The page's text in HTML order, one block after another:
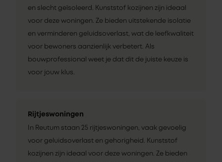
en slecht geïsoleerd. Kunststof kozijnen zijn ideaal
voor deze woningen. Ze bieden uitstekende isolatie
en verminderen geluidsoverlast, wat de leefkwaliteit
voor bewoners aanzienlijk verbetert. Als
bouwprofessional weet je dat dit de juiste keuze is
voor jouw klus.
Rijtjeswoningen
In Reutum staan 25 rijtjeswoningen, vaak gevoelig
voor geluidsoverlast en gehorigheid. Kunststof
kozijnen zijn ideaal voor deze woningen. Ze bieden